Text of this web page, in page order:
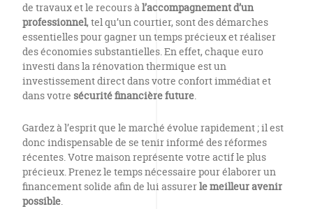
de travaux et le recours àl’accompagnement d’un
professionnel, tel qu’un courtier, sont des démarches
essentielles pour gagner un temps précieux et réaliser
des économies substantielles. En effet, chaque euro
investi dans la rénovation thermique est un
investissement direct dans votre confort immédiat et
dans votre sécurité financière future.
Gardez à l’esprit que le marché évolue rapidement ; il est
donc indispensable de se tenir informé des réformes
récentes. Votre maison représente votre actif le plus
précieux. Prenez le temps nécessaire pour élaborer un
financement solide afin de lui assurerle meilleur avenir
possible.